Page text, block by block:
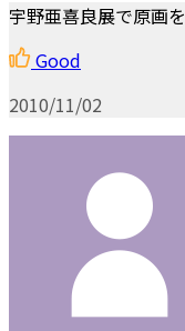
宇野亜喜良展で原画
Good
2010/11/02